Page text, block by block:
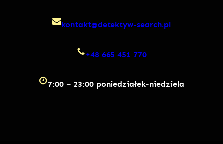
kontakt@detektyw-search.pl
+48 665 451 770
7:00 – 23:00 poniedziałek-niedziela